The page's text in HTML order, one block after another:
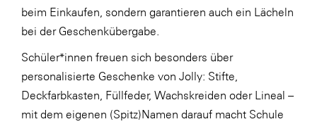
Somfy
Sony DADC
SPIEGLTEC
STIHL Tirol
Trend Micro
beim Einkaufen, sondern garantieren auch ein Lächeln
bei der Geschenkübergabe.
Schüler*innen freuen sich besonders über
personalisierte Geschenke von Jolly: Stifte,
Deckfarbkasten, Füllfeder, Wachskreiden oder Lineal –
mit dem eigenen (Spitz)Namen darauf macht Schule